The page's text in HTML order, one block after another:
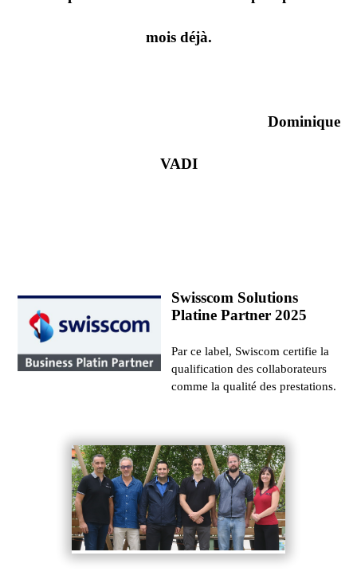
mois déjà.
Dominique
VADI
Swisscom Solutions
Platine Partner 2025
Par ce label, Swiscom certifie la
qualification des collaborateurs
comme la qualité des prestations.